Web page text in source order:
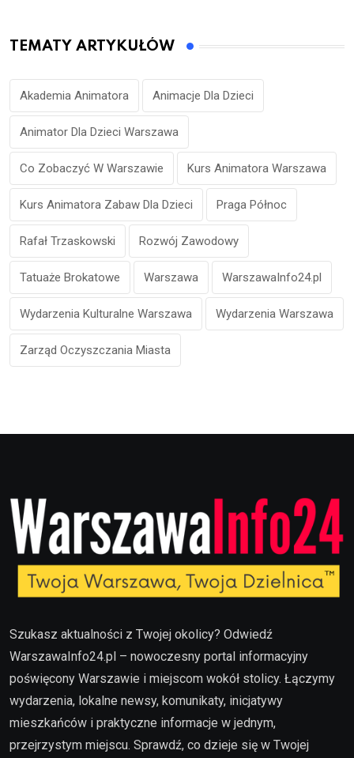
TEMATY ARTYKUŁÓW
Akademia Animatora Animacje Dla Dzieci
Animator Dla Dzieci Warszawa
Co Zobaczyć W Warszawie Kurs Animatora Warszawa
Kurs Animatora Zabaw Dla Dzieci Praga Północ
Rafał Trzaskowski Rozwój Zawodowy
Tatuaże Brokatowe Warszawa WarszawaInfo24.pl
Wydarzenia Kulturalne Warszawa Wydarzenia Warszawa
Zarząd Oczyszczania Miasta
Szukasz aktualności z Twojej okolicy? Odwiedź
WarszawaInfo24.pl – nowoczesny portal informacyjny
poświęcony Warszawie i miejscom wokół stolicy. Łączymy
wydarzenia, lokalne newsy, komunikaty, inicjatywy
mieszkańców i praktyczne informacje w jednym,
przejrzystym miejscu. Sprawdź, co dzieje się w Twojej